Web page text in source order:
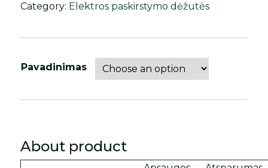
Pavadinimas
Category: Elektros paskirstymo dėžutės
About product